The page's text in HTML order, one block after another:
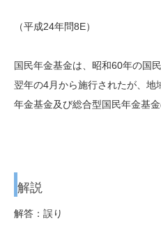
（平成24年問8E）
国民年金基金は、昭和60年の国
翌年の4月から施行されたが、地
年金基金及び総合型国民年金基
解説
解答：誤り